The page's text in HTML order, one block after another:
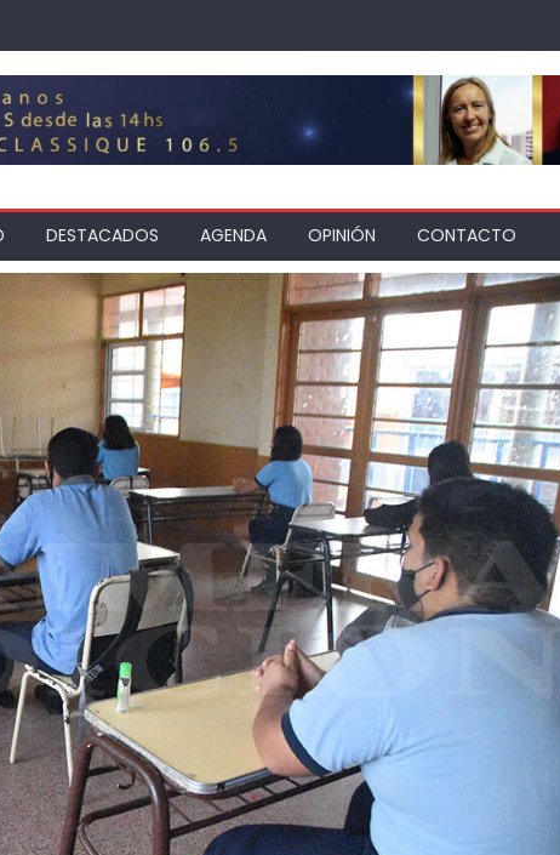
DESTACADOS AGENDA OPINIÓN CONTACTO